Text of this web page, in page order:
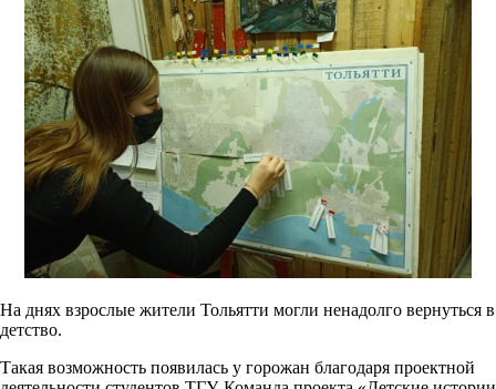
На днях взрослые жители Тольятти могли ненадолго вернуться в
детство.
Такая возможность появилась у горожан благодаря проектной